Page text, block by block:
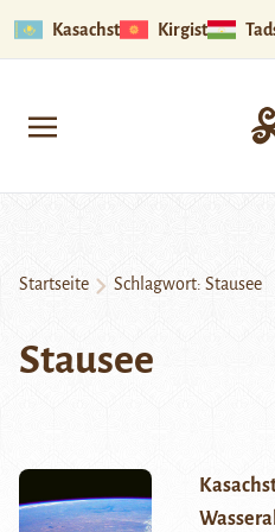
Kasachstan Kirgistan
Startseite Schlagwort: Stausee
Stausee